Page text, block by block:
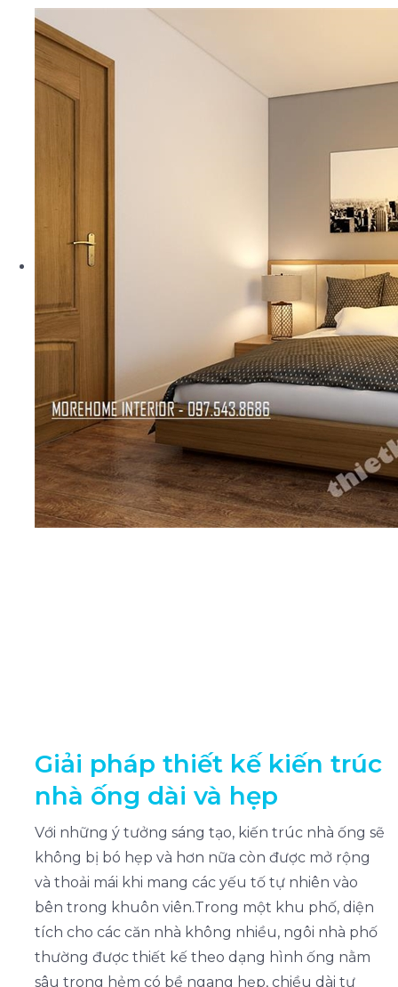
Giải pháp thiết kế kiến trúc
nhà ống dài và hẹp
Với những ý tưởng sáng tạo, kiến trúc nhà ống sẽ
không bị bó hẹp và hơn nữa còn được mở rộng
và thoải mái khi mang các yếu tố tự nhiên vào
bên trong khuôn viên.Trong một khu phố, diện
tích cho các căn nhà không nhiều, ngôi nhà phố
thường được thiết kế theo dạng hình ống nằm
sâu trong hẻm có bề ngang hẹp, chiều dài tự